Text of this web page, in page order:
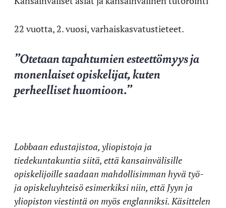
22 vuotta, 2. vuosi, varhaiskasvatustieteet.
”Otetaan tapahtumien esteettömyys ja
monenlaiset opiskelijat, kuten
perheelliset huomioon.”
Lobbaan edustajistoa, yliopistoja ja
tiedekuntakuntia siitä, että kansainvälisille
opiskelijoille saadaan mahdollisimman hyvä työ-
ja opiskeluyhteisö esimerkiksi niin, että Jyyn ja
yliopiston viestintä on myös englanniksi. Käsittelen